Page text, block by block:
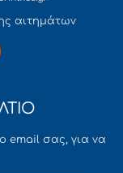
αιτημάτων
email σας, για να